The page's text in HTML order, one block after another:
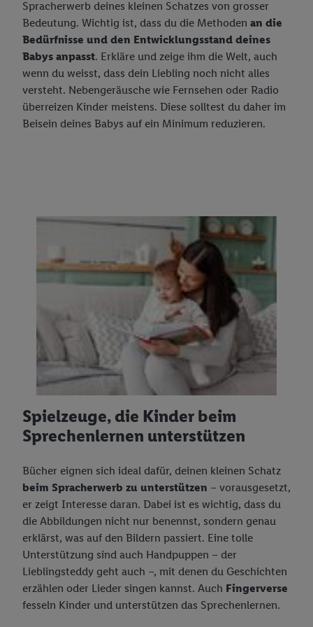
Spracherwerb deines kleinen Schatzes von grosser
Bedeutung. Wichtig ist, dass du die Methoden an die
Bedürfnisse und den Entwicklungsstand deines
Babys anpasst. Erkläre und zeige ihm die Welt, auch
wenn du weisst, dass dein Liebling noch nicht alles
versteht. Nebengeräusche wie Fernsehen oder Radio
überreizen Kinder meistens. Diese solltest du daher im
Beisein deines Babys auf ein Minimum reduzieren.
Spielzeuge, die Kinder beim
Sprechenlernen unterstützen
Bücher eignen sich ideal dafür, deinen kleinen Schatz
beim Spracherwerb zu unterstützen – vorausgesetzt,
er zeigt Interesse daran. Dabei ist es wichtig, dass du
die Abbildungen nicht nur benennst, sondern genau
erklärst, was auf den Bildern passiert. Eine tolle
Unterstützung sind auch Handpuppen – der
Lieblingsteddy geht auch –, mit denen du Geschichten
erzählen oder Lieder singen kannst. Auch Fingerverse
fesseln Kinder und unterstützen das Sprechenlernen.